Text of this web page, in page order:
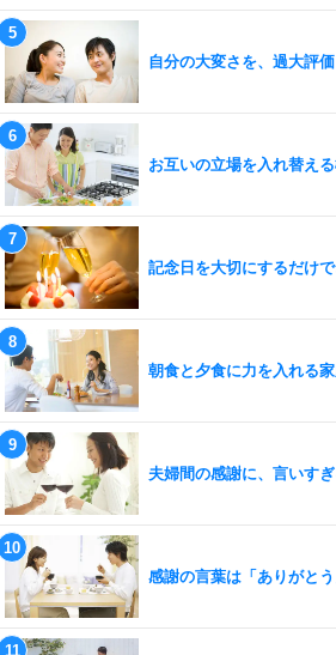
自分の大変さを、過大評価
お互いの立場を入れ替え
記念日を大切にするだけ
朝食と夕食に力を入れる家
夫婦間の感謝に、言いす
感謝の言葉は「ありがとう